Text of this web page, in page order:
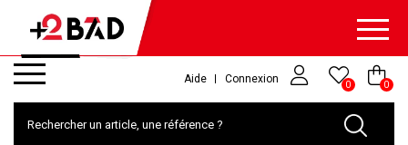
Aide Connexion 0 0